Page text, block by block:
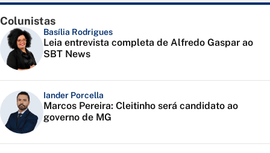
Colunistas
Basília Rodrigues
Leia entrevista completa de Alfredo Gaspar ao
SBT News
Iander Porcella
Marcos Pereira: Cleitinho será candidato ao
governo de MG